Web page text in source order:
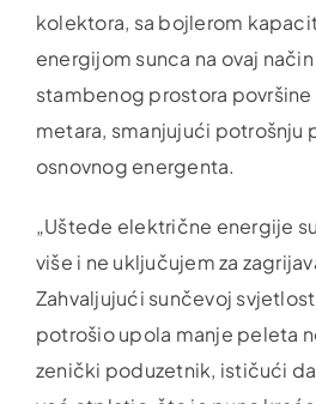
kolektora, sa bojlerom
energijom sunca na ovaj
stambenog prostora površine
metara, smanjujući potrošnju
osnovnog energenta.
„Uštede električne energije
više i ne uključujem za
Zahvaljujući sunčevoj
potrošio upola manje peleta
zenički poduzetnik, ističući